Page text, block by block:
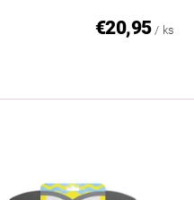
€20,95 / ks